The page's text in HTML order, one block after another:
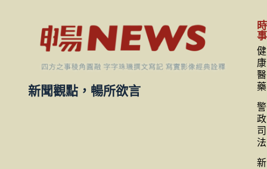
新聞觀點，暢所欲言
時
事
健
康
醫
藥
警
政
司
法
新